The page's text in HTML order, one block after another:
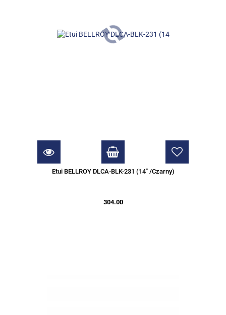
Etui BELLROY DLCA-BLK-231 (14" /Czarny)
304.00